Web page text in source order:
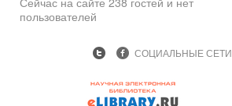
пользователей
СОЦИАЛЬНЫЕ СЕТИ